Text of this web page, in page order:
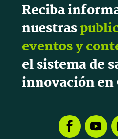
Reciba
nuestras
eventos y
el sistema de
innovación en